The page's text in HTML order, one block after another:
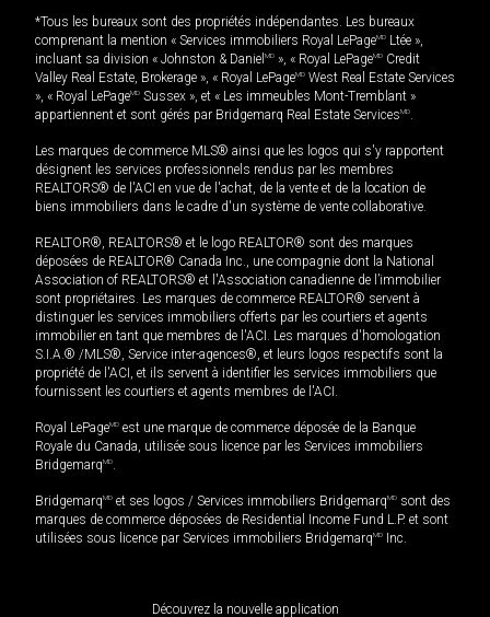
*Tous les bureaux sont des propriétés indépendantes. Les bureaux
comprenant la mention « Services immobiliers Royal LePageMD Ltée »,
incluant sa division « Johnston & Daniel MD », « Royal LePageMD Credit
Valley Real Estate, Brokerage », « Royal LePageMD West Real Estate Services
», « Royal LePageMD Sussex », et « Les immeubles Mont-Tremblant »
appartiennent et sont gérés par Bridgemarq Real Estate ServicesMD.
Les marques de commerce MLS® ainsi que les logos qui s'y rapportent
désignent les services professionnels rendus par les membres
REALTORS® de l'ACI en vue de l'achat, de la vente et de la location de
biens immobiliers dans le cadre d'un système de vente collaborative.
REALTOR®, REALTORS® et le logo REALTOR® sont des marques
déposées de REALTOR® Canada Inc., une compagnie dont la National
Association of REALTORS® et l'Association canadienne de l’immobilier
sont propriétaires. Les marques de commerce REALTOR® servent à
distinguer les services immobiliers offerts par les courtiers et agents
immobilier en tant que membres de l'ACI. Les marques d'homologation
S.I.A.® /MLS®, Service inter-agences®, et leurs logos respectifs sont la
propriété de l'ACI, et ils servent à identifier les services immobiliers que
fournissent les courtiers et agents membres de l'ACI.
Royal LePageMD est une marque de commerce déposée de la Banque
Royale du Canada, utilisée sous licence par les Services immobiliers
BridgemarqMD.
BridgemarqMD et ses logos / Services immobiliers BridgemarqMD sont des
marques de commerce déposées de Residential Income Fund L.P. et sont
utilisées sous licence par Services immobiliers BridgemarqMD Inc.
Découvrez la nouvelle application